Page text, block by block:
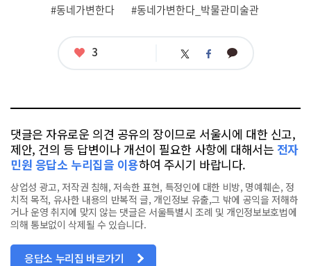
#동네가변한다
#동네가변한다_박물관미술관
좋
3 트 페 카
댓글은 자유로운 의견 공유의 장이므로 서울시에 대한 신고,
제안, 건의 등 답변이나 개선이 필요한 사항에 대해서는 전자
민원 응답소 누리집을 이용하여 주시기 바랍니다.
상업성 광고, 저작권 침해, 저속한 표현, 특정인에 대한 비방, 명예훼손, 정
치적 목적, 유사한 내용의 반복적 글, 개인정보 유출,그 밖에 공익을 저해하
거나 운영 취지에 맞지 않는 댓글은 서울특별시 조례 및 개인정보보호법에
의해 통보없이 삭제될 수 있습니다.
응답소 누리집 바로가기